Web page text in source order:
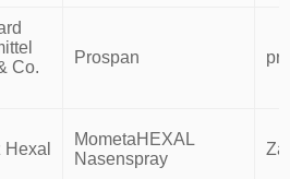
Co.
Prospan
MometaHEXAL
Nasenspray